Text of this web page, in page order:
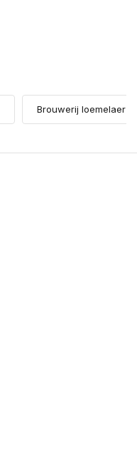
Brouwerij loemelaer